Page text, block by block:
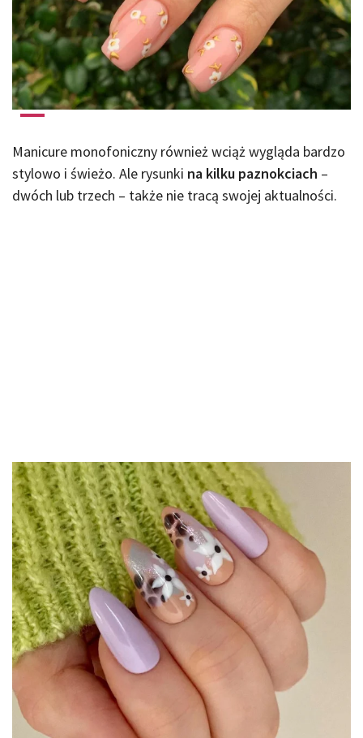
Manicure monofoniczny również wciąż wygląda bardzo
stylowo i świeżo. Ale rysunki na kilku paznokciach –
dwóch lub trzech – także nie tracą swojej aktualności.